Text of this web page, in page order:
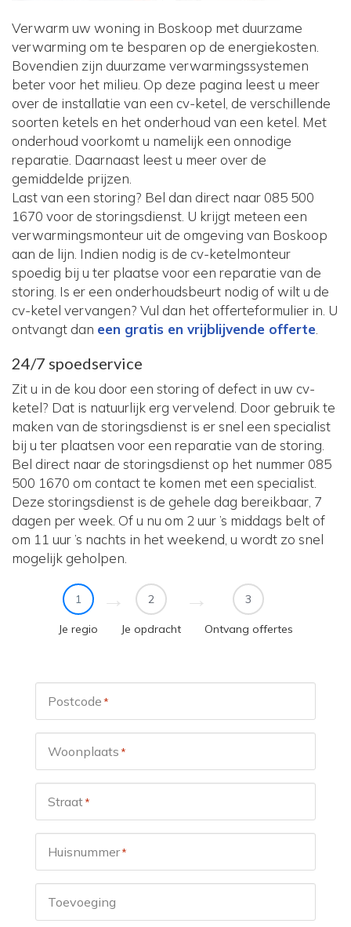
Verwarm uw woning in Boskoop met duurzame
verwarming om te besparen op de energiekosten.
Bovendien zijn duurzame verwarmingssystemen
beter voor het milieu. Op deze pagina leest u meer
over de installatie van een cv-ketel, de verschillende
soorten ketels en het onderhoud van een ketel. Met
onderhoud voorkomt u namelijk een onnodige
reparatie. Daarnaast leest u meer over de
gemiddelde prijzen.
Last van een storing? Bel dan direct naar 085 500
1670 voor de storingsdienst. U krijgt meteen een
verwarmingsmonteur uit de omgeving van Boskoop
aan de lijn. Indien nodig is de cv-ketelmonteur
spoedig bij u ter plaatse voor een reparatie van de
storing. Is er een onderhoudsbeurt nodig of wilt u de
cv-ketel vervangen? Vul dan het offerteformulier in. U
ontvangt dan een gratis en vrijblijvende offerte
24/7 spoedservice
Zit u in de kou door een storing of defect in uw cv-
ketel? Dat is natuurlijk erg vervelend. Door gebruik te
maken van de storingsdienst is er snel een specialist
bij u ter plaatsen voor een reparatie van de storing.
Bel direct naar de storingsdienst op het nummer 085
500 1670 om contact te komen met een specialist.
Deze storingsdienst is de gehele dag bereikbaar, 7
dagen per week. Of u nu om 2 uur ’s middags belt of
om 11 uur ’s nachts in het weekend, u wordt zo snel
mogelijk geholpen.
1
Je regio
2
Je opdracht
3
Ontvang offertes
Postcode *
Woonplaats *
Straat*
Huisnummer*
Toevoeging